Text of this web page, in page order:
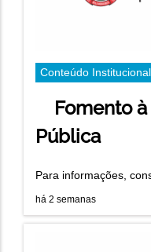
Conteúdo Institucional
Fomento
Pública
Para informações,
há 2 semanas